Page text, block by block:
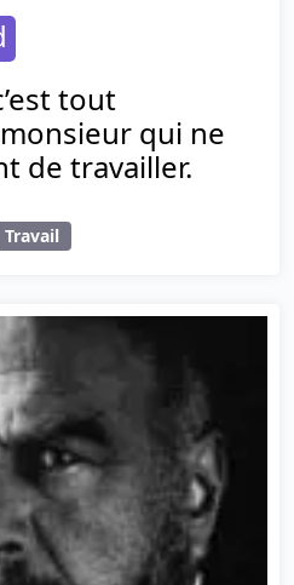
tout
qui ne
de travailler.
Travail